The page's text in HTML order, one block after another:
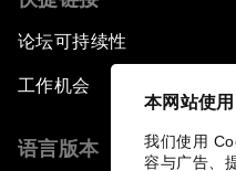
本网站使
我们使用
容与广告、
论坛可持续性
工作机会
语言版本